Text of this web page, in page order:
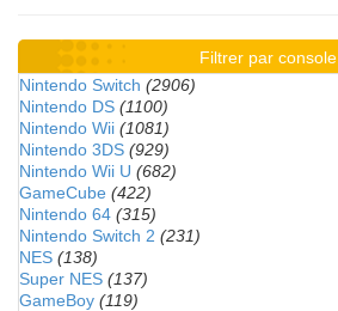
Filtrer par console
Nintendo Switch (2906)
Nintendo DS (1100)
Nintendo Wii (1081)
Nintendo 3DS (929)
Nintendo Wii U (682)
GameCube (422)
Nintendo 64 (315)
Nintendo Switch 2 (231)
NES (138)
Super NES (137)
GameBoy (119)